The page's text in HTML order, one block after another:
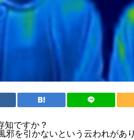
知ですか？
邪を引かないという云われがあ